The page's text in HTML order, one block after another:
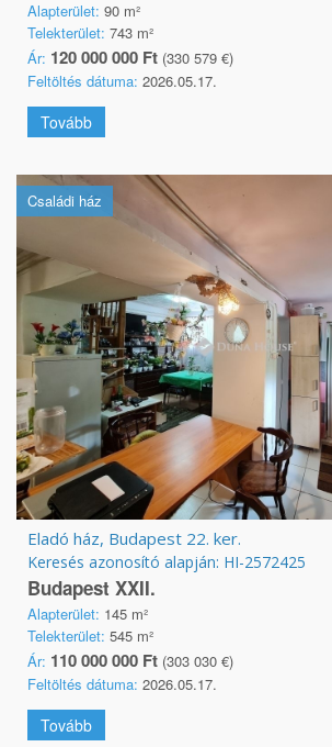
Alapterület: 90 m²
Telekterület: 743 m²
Ár: 120 000 000 Ft (330 579 €)
Feltöltés dátuma: 2026.05.17.
Tovább
Családi ház
Eladó ház, Budapest 22. ker.
Keresés azonosító alapján: HI-2572425
Budapest XXII.
Alapterület: 145 m²
Telekterület: 545 m²
Ár: 110 000 000 Ft (303 030 €)
Feltöltés dátuma: 2026.05.17.
Tovább